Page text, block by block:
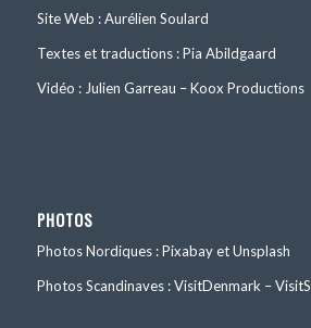
Site Web : Aurélien Soulard
Textes et traductions : Pia Abildgaard
Vidéo : Julien Garreau – Koox Productions
PHOTOS
Photos Nordiques : Pixabay et Unsplash
Photos Scandinaves : VisitDenmark –